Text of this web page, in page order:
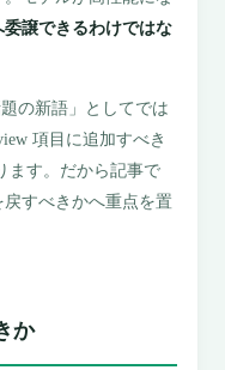
譲できるわけではな
の新語」としてでは
項目に追加すべき
ます。だから記事で
すべきかへ重点を置
か